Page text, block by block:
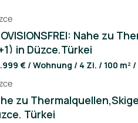
offers you a luxurious
Enjoy the proximity to
more information and to
Nahe zu
in Düzce,Türkei
€ / Wohnung / 4 Zi. / 100
zu
Türkei